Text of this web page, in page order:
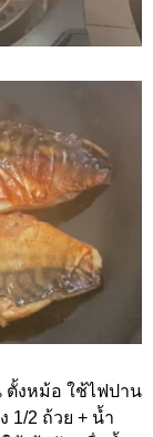
ตั้งหม้อ ใช้ไฟปาน
1/2 ถ้วย + น้ำ